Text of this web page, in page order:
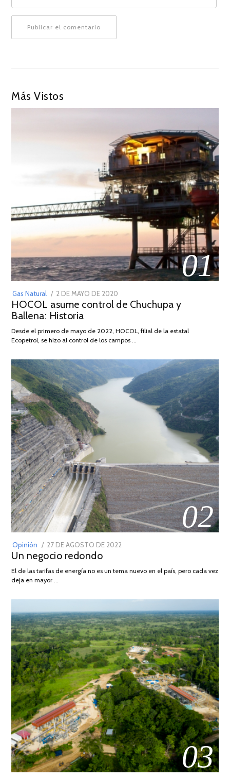
Más Vistos
01
Gas Natural
POSTED
ON
2 DE MAYO DE 2020
DE
2026
HOCOL asume control de Chuchupa y
Ballena: Historia
Desde el primero de mayo de 2022, HOCOL, filial de la estatal
Ecopetrol, se hizo al control de los campos …
02
Opinión
POSTED
ON
27 DE AGOSTO DE 2022
DE
Un negocio redondo
El de las tarifas de energía no es un tema nuevo en el país, pero cada vez
deja en mayor …
03